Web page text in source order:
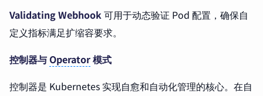
Validating Webhook可用于动态验证 Pod 配置，确保自
定义指标满足扩缩容要求。
控制器与 Operator模式
控制器是 Kubernetes 实现自愈和自动化管理的核心。在自